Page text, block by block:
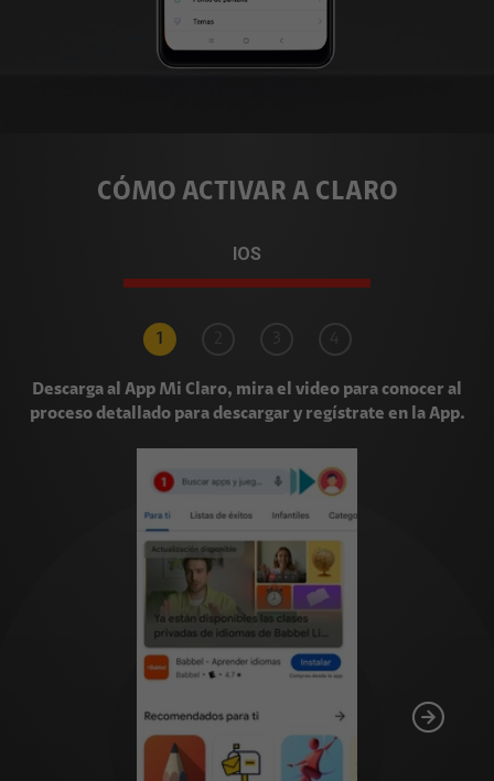
CÓMO ACTIVAR A CLARO
IOS
1
Descarga al App Mi Claro, mira el video para conocer al
proceso detallado para descargar y regístrate en la App.